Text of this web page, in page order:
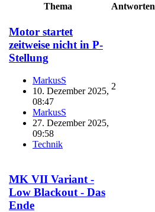
Thema Antworten
Motor startet
zeitweise nicht in P-
Stellung
MarkusS
10. Dezember 2025,
08:47
MarkusS
27. Dezember 2025,
09:58
Technik
2
MK VII Variant -
Low Blackout - Das
Ende